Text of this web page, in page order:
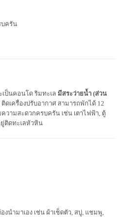
บครัน
ป็นคอนโด ริมทะเล มีสระว่ายน้ำ (ส่วน
ดเครื่องปรับอากาศ สามารถพักได้ 12
วามสะดวกครบครัน เช่น เตาไฟฟ้า, ตู้
ติดทะเลหัวหิน
งนำมาเอง เช่น ผ้าเช็ดตัว, สบู่, แชมพู,